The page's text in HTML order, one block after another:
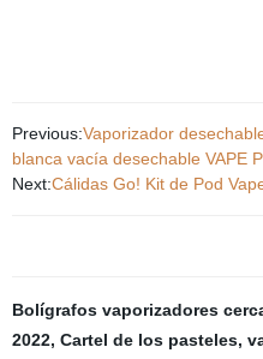
Previous:Vaporizador
blanca vacía desechable VAPE
Next:Cálidas Go! Kit de Pod
Bolígrafos vaporizadores
2022, Cartel de los pasteles,